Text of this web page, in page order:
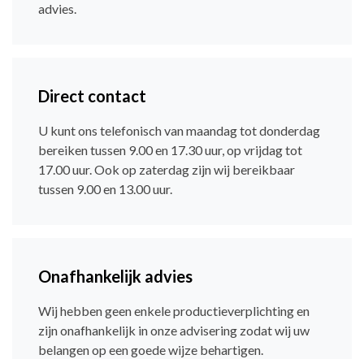
advies.
Direct contact
U kunt ons telefonisch van maandag tot donderdag
bereiken tussen 9.00 en 17.30 uur, op vrijdag tot
17.00 uur. Ook op zaterdag zijn wij bereikbaar
tussen 9.00 en 13.00 uur.
Onafhankelijk advies
Wij hebben geen enkele productieverplichting en
zijn onafhankelijk in onze advisering zodat wij uw
belangen op een goede wijze behartigen.